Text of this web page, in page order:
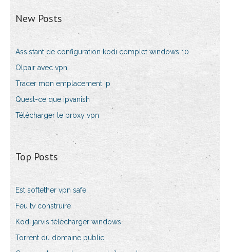
New Posts
Assistant de configuration kodi complet windows 10
Olpair avec vpn
Tracer mon emplacement ip
Quest-ce que ipvanish
Télécharger le proxy vpn
Top Posts
Est softether vpn safe
Feu tv construire
Kodi jarvis télécharger windows
Torrent du domaine public